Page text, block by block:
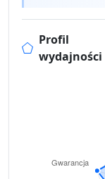
Profil
wydajności